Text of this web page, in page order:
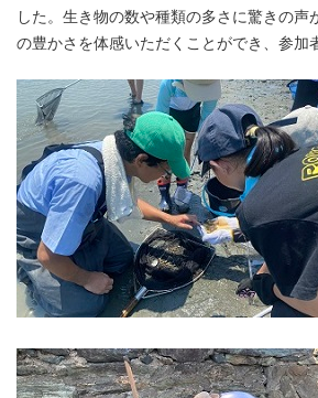
した。生き物の数や種類の多さに驚きの声
の豊かさを体感いただくことができ、参加